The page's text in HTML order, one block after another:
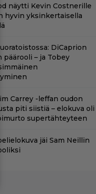
näytti Kevin Costnerille
hyvin yksinkertaisella
DiCaprion
– ja Tobey
Carrey -leffan oudon
piti siistiä – elokuva oli
supertähteyteen
jäi Sam Neillin